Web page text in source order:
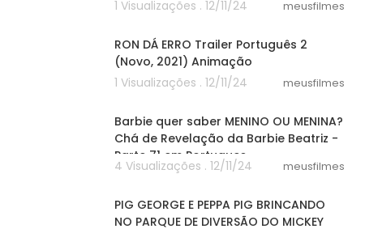
1 Visualizações . 12/11/24 meusfilmes
RON DÁ ERRO Trailer Português 2
(Novo, 2021) Animação
1 Visualizações . 12/11/24
meusfilmes
Barbie quer saber MENINO OU MENINA?
Chá de Revelação da Barbie Beatriz -
Parte 71 em Portugues
4 Visualizações . 12/11/24 meusfilmes
PIG GEORGE E PEPPA PIG BRINCANDO
NO PARQUE DE DIVERSÃO DO MICKEY